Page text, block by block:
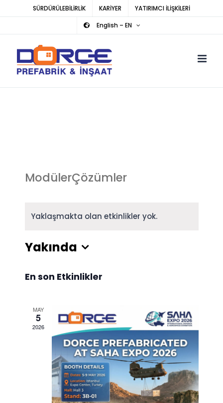
SÜRDÜRÜLEBİLİRLİK KARİYER
YATIRIMCI İLİŞKİLERİ
English – EN
ModülerÇözümler
Yaklaşmakta olan etkinlikler yok.
Yakında
seç.
En son Etkinlikler
MAY
5
2026